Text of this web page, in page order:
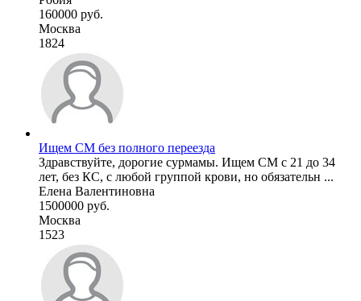
160000 руб.
Москва
1824
Ищем СМ без полного переезда
Здравствуйте, дорогие сурмамы. Ищем СМ с 21 до 34
лет, без КС, с любой группой крови, но обязательн ...
Елена Валентиновна
1500000 руб.
Москва
1523